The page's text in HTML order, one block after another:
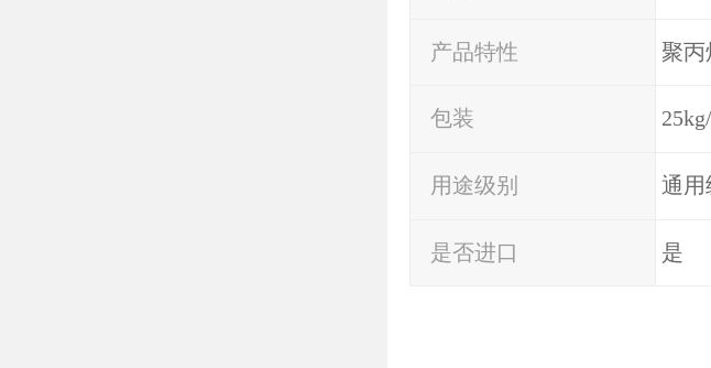
产品特性 聚丙
包装
用途级别 通用
是否进口 是